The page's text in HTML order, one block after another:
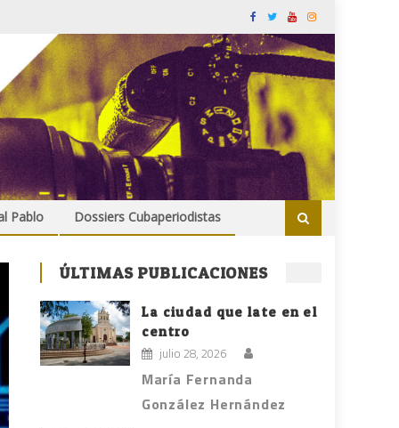
Pablo Dossiers Cubaperiodistas
ÚLTIMAS PUBLICACIONES
La ciudad que late en el
centro
julio 28, 2026
María Fernanda
González Hernández